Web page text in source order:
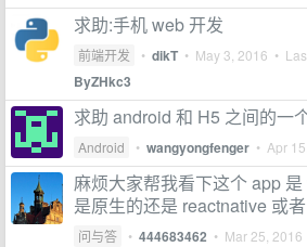
求助:手机 web 开发
前端开发 • dikT • May 3, 2016 •
ByZHkc3
求助 android 和 H5 之间的一
Android • wangyongfenger • Apr
麻烦大家帮我看下这个 app
是原生的还是 reactnative 或
问与答 • 444683462 • Mar 25, 2016